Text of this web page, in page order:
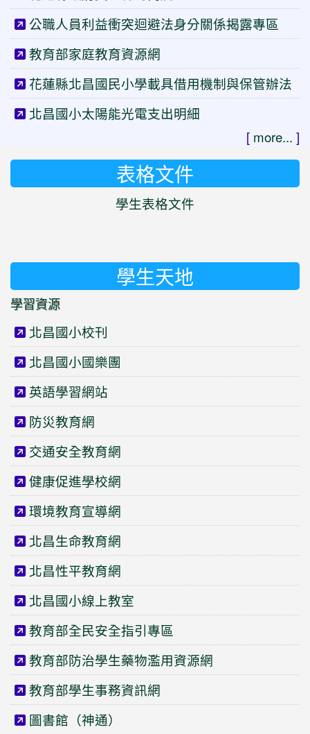
公職人員利益衝突迴避法身分關係揭露專區
教育部家庭教育資源網
花蓮縣北昌國民小學載具借用機制與保管辦法
北昌國小太陽能光電支出明細
[ more... ]
表格文件
學生表格文件
學生天地
學習資源
北昌國小校刊
北昌國小國樂團
英語學習網站
防災教育網
交通安全教育網
健康促進學校網
環境教育宣導網
北昌生命教育網
北昌性平教育網
北昌國小線上教室
教育部全民安全指引專區
教育部防治學生藥物濫用資源網
教育部學生事務資訊網
圖書館（神通）